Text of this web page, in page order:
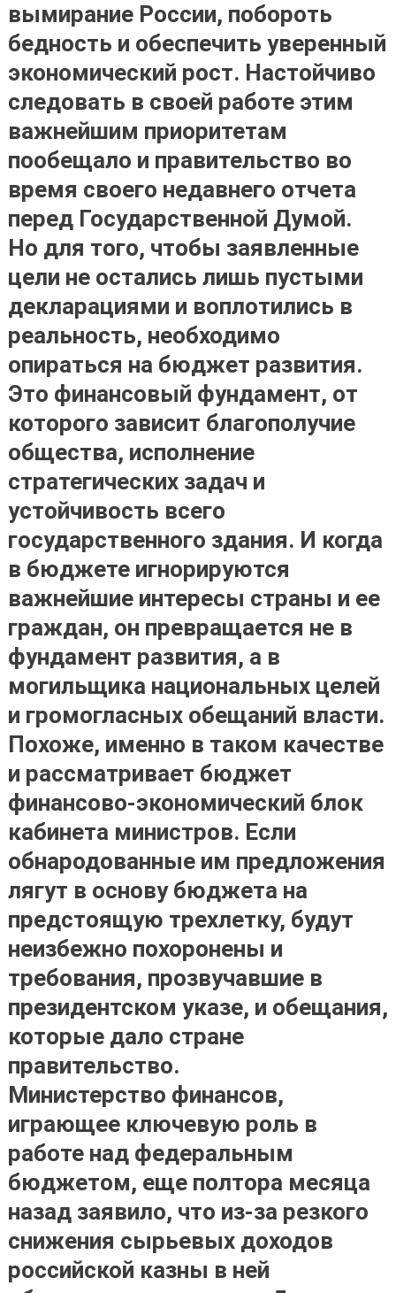
вымирание России, побороть
бедность и обеспечить уверенный
экономический рост. Настойчиво
следовать в своей работе этим
важнейшим приоритетам
пообещало и правительство во
время своего недавнего отчета
перед Государственной Думой.
Но для того, чтобы заявленные
цели не остались лишь пустыми
декларациями и воплотились в
реальность, необходимо
опираться на бюджет развития.
Это финансовый фундамент, от
которого зависит благополучие
общества, исполнение
стратегических задач и
устойчивость всего
государственного здания. И когда
в бюджете игнорируются
важнейшие интересы страны и ее
граждан, он превращается не в
фундамент развития, а в
могильщика национальных целей
и громогласных обещаний власти.
Похоже, именно в таком качестве
и рассматривает бюджет
финансово-экономический блок
кабинета министров. Если
обнародованные им предложения
лягут в основу бюджета на
предстоящую трехлетку, будут
неизбежно похоронены и
требования, прозвучавшие в
президентском указе, и обещания,
которые дало стране
правительство.
Министерство финансов,
играющее ключевую роль в
работе над федеральным
бюджетом, еще полтора месяца
назад заявило, что из-за резкого
снижения сырьевых доходов
российской казны в ней